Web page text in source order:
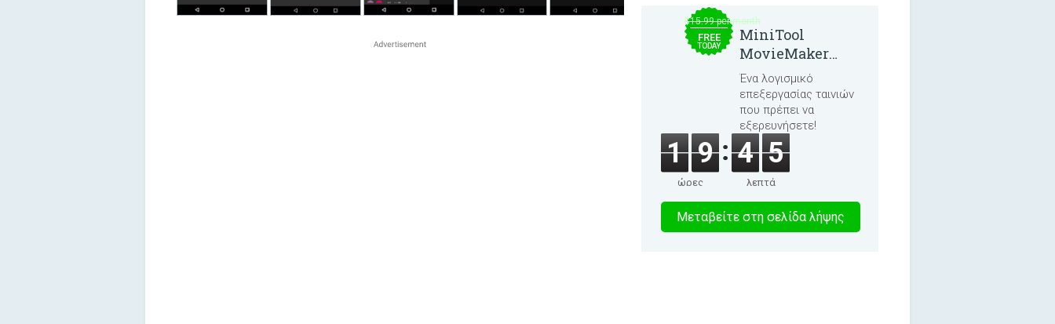
$15.99 per month
FREE
TODAY
MiniTool
MovieMaker
8.8.0
Ένα λογισμικό
επεξεργασίας ταινιών
που πρέπει να
εξερευνήσετε!
1 9
ώρες
4 5
λεπτά
2 8
Μεταβείτε στη σελίδα λήψης